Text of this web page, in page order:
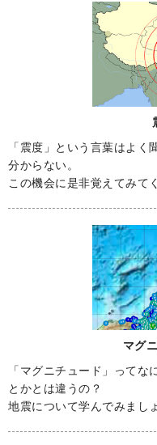
「震度」という言葉はよ
分からない。
この機会に是非覚えてみて
マグ
「マグニチュード」ってな
とかとは違うの？
地震について学んでみまし